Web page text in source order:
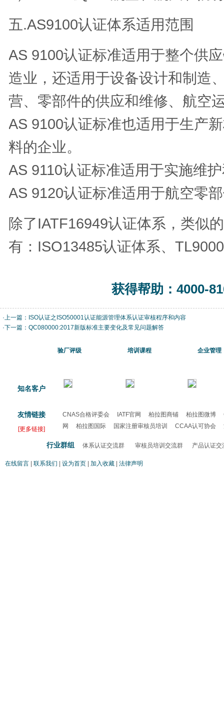
五.AS9100认证体系适用范围
AS 9100认证标准适用于整个供
造业，还适用于设备设计和制造
营、零部件的供应和维修、航空
AS 9100认证标准也适用于生产
料的企业。
AS 9110认证标准适用于实施维
AS 9120认证标准适用于航空零
除了IATF16949认证体系，类似
有：ISO13485认证体系、
获得帮助：4000-
·上一篇： ISO认证之ISO50001认证能源管理体系认证审核程序和内容
·下一篇： QC080000:2017新版标准主要变化及常见问题解答
验厂评级 培训课程 企业管理
知名客户
友情链接
[更多链接]
CNAS合格评委会 IATF官网 柏拉图商铺 柏拉图微博
网
柏拉图国际 国家注册审核员培训 CCAA认可协会
行业群组体系认证交流群 审核员培训交流群 产品认证交
在线留言 联系我们 设为首页 加入收藏 法律声明